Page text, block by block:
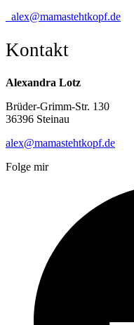
alex@mamastehtkopf.de
Kontakt
Alexandra Lotz
Brüder-Grimm-Str. 130
36396 Steinau
alex@mamastehtkopf.de
Folge mir